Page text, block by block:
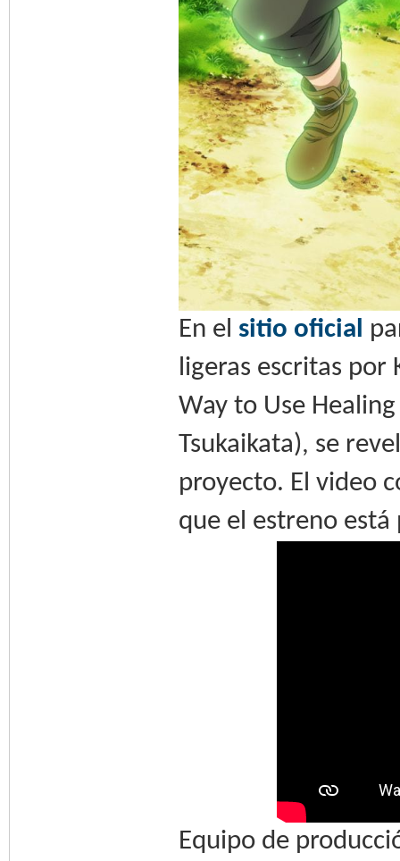
En el sitio oficial
ligeras escritas por
Way to Use
Tsukaikata), se
proyecto. El video
que el estreno
Equipo de